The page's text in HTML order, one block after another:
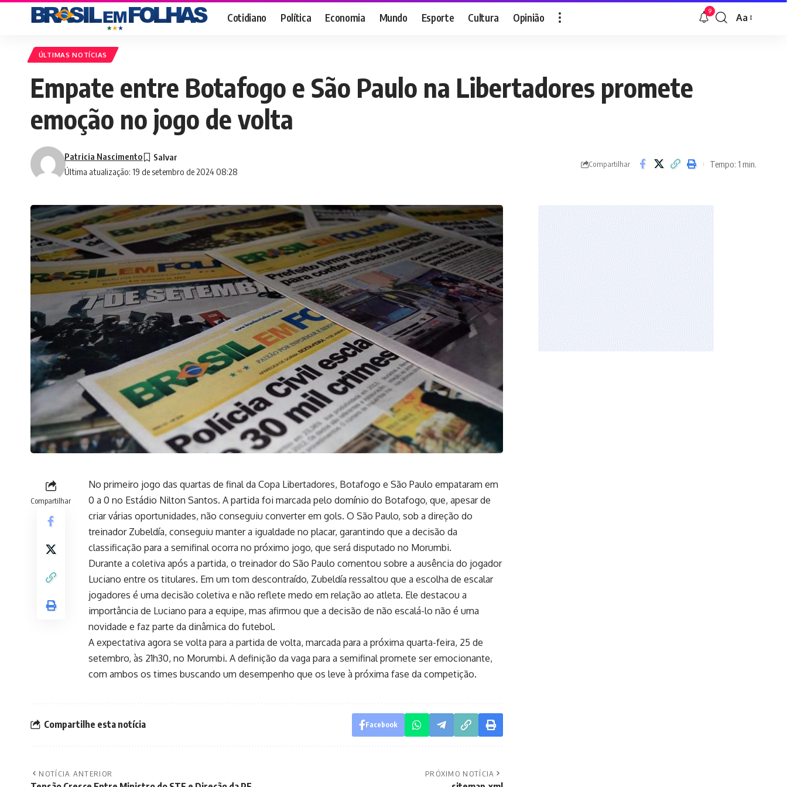
Cotidiano Política Economia Mundo Esporte Cultura Opinião 9
Font
Aa
ÚLTIMAS NOTÍCIAS
Empate entre Botafogo e São Paulo na Libertadores promete
emoção no jogo de volta
Última atualização: 19 de setembro de 2024 08:28
Patricia Nascimento
Compartilhar Tempo: 1 min.
Compartilhar
No primeiro jogo das quartas de final da Copa Libertadores, Botafogo e São Paulo empataram em
0 a 0 no Estádio Nilton Santos. A partida foi marcada pelo domínio do Botafogo, que, apesar de
criar várias oportunidades, não conseguiu converter em gols. O São Paulo, sob a direção do
treinador Zubeldía, conseguiu manter a igualdade no placar, garantindo que a decisão da
classificação para a semifinal ocorra no próximo jogo, que será disputado no Morumbi.
Durante a coletiva após a partida, o treinador do São Paulo comentou sobre a ausência do jogador
Luciano entre os titulares. Em um tom descontraído, Zubeldía ressaltou que a escolha de escalar
jogadores é uma decisão coletiva e não reflete medo em relação ao atleta. Ele destacou a
importância de Luciano para a equipe, mas afirmou que a decisão de não escalá-lo não é uma
novidade e faz parte da dinâmica do futebol.
A expectativa agora se volta para a partida de volta, marcada para a próxima quarta-feira, 25 de
setembro, às 21h30, no Morumbi. A definição da vaga para a semifinal promete ser emocionante,
com ambos os times buscando um desempenho que os leve à próxima fase da competição.
Compartilhe esta notícia Facebook
NOTÍCIA ANTERIOR PRÓXIMO NOTÍCIA